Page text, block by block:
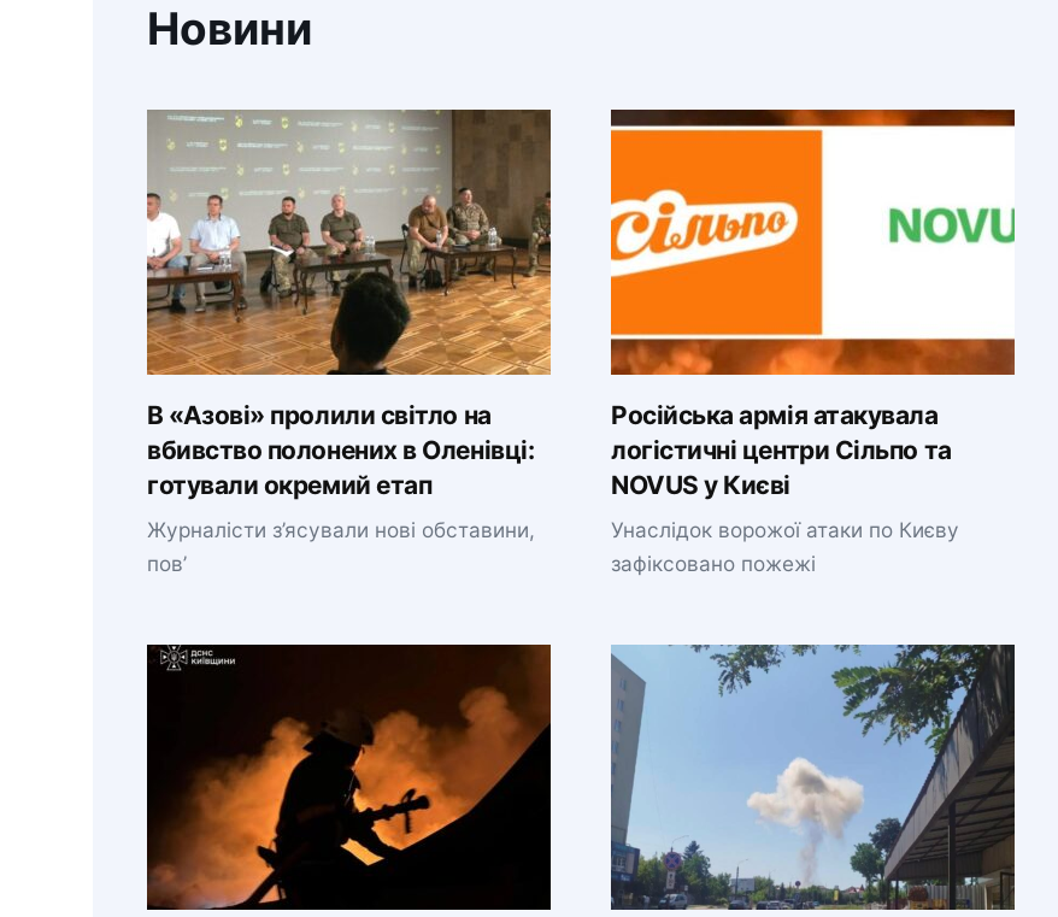
Новини
В «Азові» пролили світло на
вбивство полонених в Оленівці:
готували окремий етап
Журналісти з’ясували нові обставини,
пов’
Російська армія атакувала
логістичні центри Сільпо та
NOVUS у Києві
Унаслідок ворожої атаки по Києву
зафіксовано пожежі